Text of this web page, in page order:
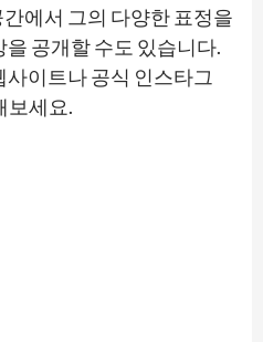
에서 그의 다양한 표정을
공개할 수도 있습니다.
이트나 공식 인스타그
보세요.